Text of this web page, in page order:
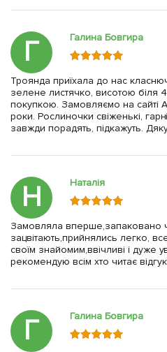
Г Галина Бовгира
Троянда приїхала до нас
зелене листячко, висотою біля
покупкою. Замовляємо на сайті
роки. Рослиночки свіженькі,
завжди порадять, підкажуть.
Н Наталія
Замовляла вперше,запаковано
зацвітають,прийнялись легко,
своїм знайомим,ввічливі і дуже
рекомендую всім хто читає відгук
Г Галина Бовгира